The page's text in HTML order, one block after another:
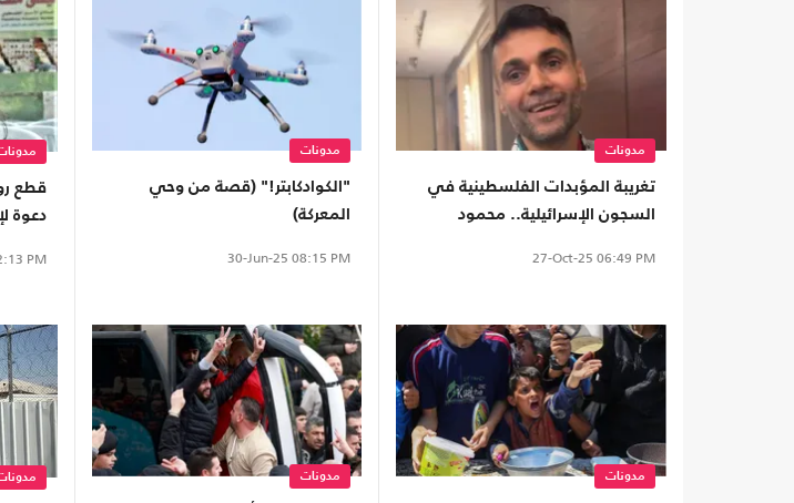
مدونات
تغريبة المؤبدات الفلسطينية في
السجون الإسرائيلية.. محمود
27-Oct-25 06:49 PM
مدونات
"الكوادكابتر!" (قصة من وحي
المعركة)
30-Jun-25 08:15 PM
قطع
دعوة
PM
مدونات مدونات